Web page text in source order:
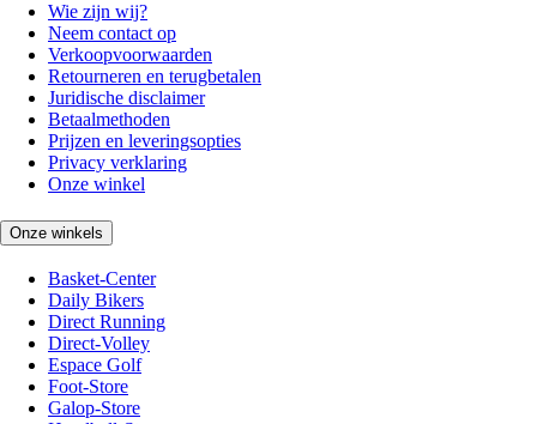
Wie zijn wij?
Neem contact op
Verkoopvoorwaarden
Retourneren en terugbetalen
Juridische disclaimer
Betaalmethoden
Prijzen en leveringsopties
Privacy verklaring
Onze winkel
Onze winkels
Basket-Center
Daily Bikers
Direct Running
Direct-Volley
Espace Golf
Foot-Store
Galop-Store